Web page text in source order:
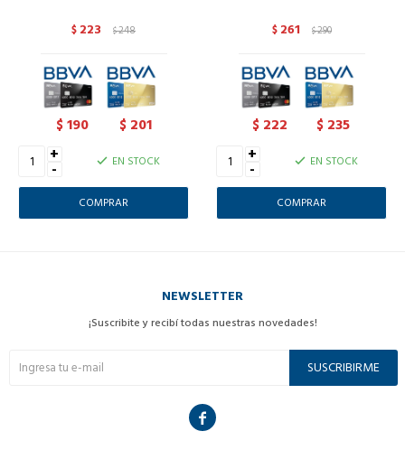
$ 223 $248
$190 $ 201
+
- EN STOCK
$ 261 $290
$ 222 $ 235
+
- EN STOCK
NEWSLETTER
¡Suscribite y recibí todas nuestras novedades!
SUSCRIBIRME
